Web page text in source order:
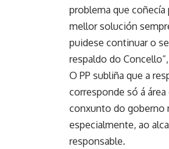
problema que
mellor solución
puidese continuar o
respaldo do
O PP subliña que a
corresponde só á
conxunto do goberno
especialmente, ao
responsable.